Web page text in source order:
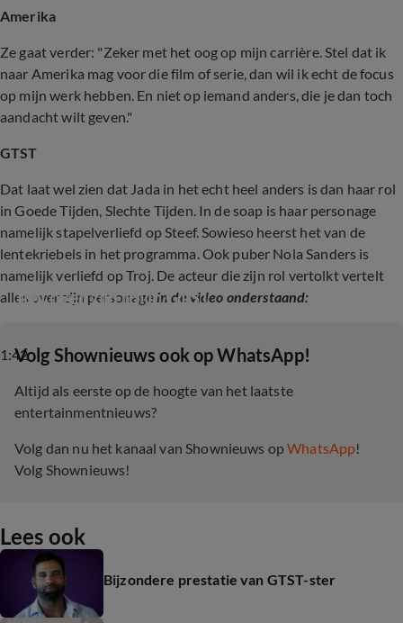
Amerika
Ze gaat verder: "Zeker met het oog op mijn carrière. Stel dat ik
naar Amerika mag voor die film of serie, dan wil ik echt de focus
op mijn werk hebben. En niet op iemand anders, die je dan toch
aandacht wilt geven."
GTST
Dat laat wel zien dat Jada in het echt heel anders is dan haar rol
in Goede Tijden, Slechte Tijden. In de soap is haar personage
namelijk stapelverliefd op Steef. Sowieso heerst het van de
lentekriebels in het programma. Ook puber Nola Sanders is
namelijk verliefd op Troj. De acteur die zijn rol vertolkt vertelt
alles over zijn personage in de video onderstaand:
1:42
Troj over zijn rol in GTST
‎Volg Shownieuws ook op WhatsApp!
Altijd als eerste op de hoogte van het laatste
entertainmentnieuws?
Volg dan nu het kanaal van Shownieuws opWhatsApp!
Volg Shownieuws!
Lees ook
Bijzondere prestatie van GTST-ster